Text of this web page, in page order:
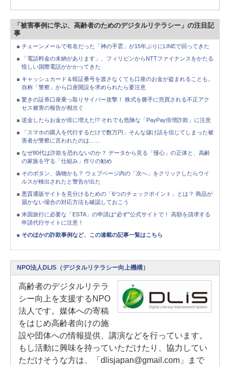
「被害事例に学ぶ、高齢者のためのデジタルリテラシー」の注目記
事
チェーンメールで有名だった「神の手雲」が15年ぶりにLINEで回ってきた
「電話料金の未納があります」、フィリピンからNTTファイナンスをかたる
怪しい国際電話がかかってきた
キャッシュカード＆暗証番号を渡さなくても口座のお金が盗まれることも。
自称「警察」から口座開設を求められたら要注意
驚きの証券口座乗っ取りサイバー攻撃！ 株式を勝手に売買される不正アク
セス被害の報告が相次ぐ
送金したらお金が倍に増えた!? それでも危険な「PayPay倍増詐欺」に注意
「スマホの購入を代行するだけで数万円」そんな儲け話を信じてしまった被
害者が警察に言われたのは……
なぜ80代は詐欺を恐れないのか？ データから見る「慢心」の正体と、高齢
の家族を守る「仕組み」作りの勧め
そのボタン、偽物かも？ ウェブページ内の「次へ」をクリックしたらウイ
ルスが検出されたと警告が出た
悪質通販サイトを見分けるための「6つのチェックポイント」とは？ 商品が
届かない場合の対応方法も確認しておこう
米国旅行に必要な「ESTA」の申請は“必ず”公式サイトで！ 高額を請求する
申請代行サイトに注意！
そのほかの詐欺事例など、この連載の記事一覧はこちら
NPO法人DLIS（デジタルリテラシー向上機構）
高齢者のデジタルリテラ
シー向上を支援するNPO
法人です。媒体への寄稿
をはじめ高齢者向けの施
設や団体への情報提供、講演などを行っています。
もし活動に興味を持っていただけたり、協力してい
ただけそうな方は、「dlisjapan@gmail.com」まで